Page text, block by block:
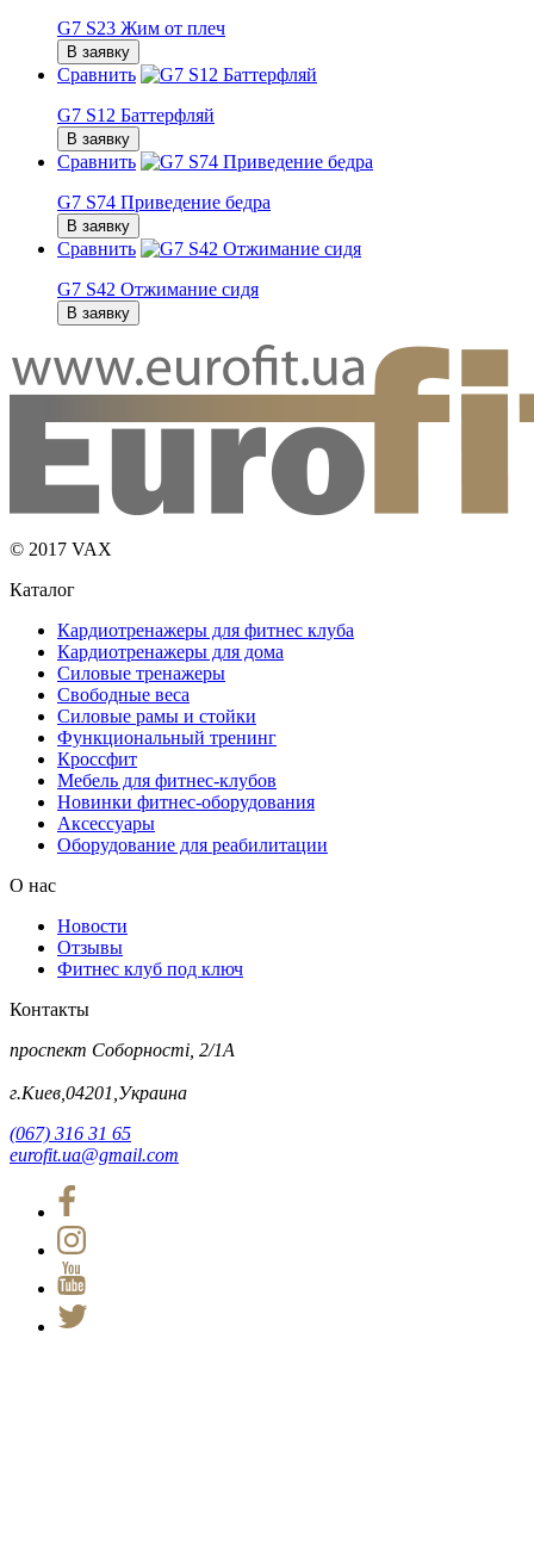
G7 S23 Жим от плеч
В заявку
Сравнить
G7 S12 Баттерфляй
В заявку
Сравнить
G7 S74 Приведение бедра
В заявку
Сравнить
G7 S42 Отжимание сидя
В заявку
© 2017 VAX
Каталог
Кардиотренажеры для фитнес клуба
Кардиотренажеры для дома
Силовые тренажеры
Свободные веса
Силовые рамы и стойки
Функциональный тренинг
Кроссфит
Мебель для фитнес-клубов
Новинки фитнес-оборудования
Аксессуары
Оборудование для реабилитации
О нас
Новости
Отзывы
Фитнес клуб под ключ
Контакты
проспект Соборності, 2/1А
г.Киев,04201,Украина
(067) 316 31 65
eurofit.ua@gmail.com